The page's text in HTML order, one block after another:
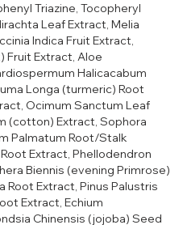
Triazine, Tocopheryl
Leaf Extract, Melia
Indica Fruit Extract,
Fruit Extract, Aloe
Halicacabum
Longa (turmeric) Root
Ocimum Sanctum Leaf
(cotton) Extract, Sophora
Palmatum Root/Stalk
Extract, Phellodendron
Biennis (evening Primrose)
Root Extract, Pinus Palustris
Extract, Echium
Chinensis (jojoba) Seed